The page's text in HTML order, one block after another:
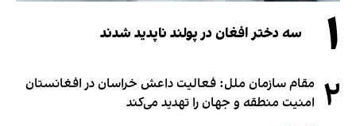
۱ سه دختر افغان در پولند ناپدید شدند
۲ مقام سازمان ملل: فعالیت داعش خراسان در افغانستان
امنیت منطقه و جهان را تهدید می‌کند